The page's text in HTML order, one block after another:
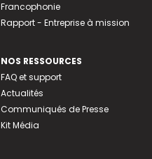
Francophonie
Rapport - Entreprise à mission
NOS RESSOURCES
FAQ et support
Actualités
Communiqués de Presse
Kit Média